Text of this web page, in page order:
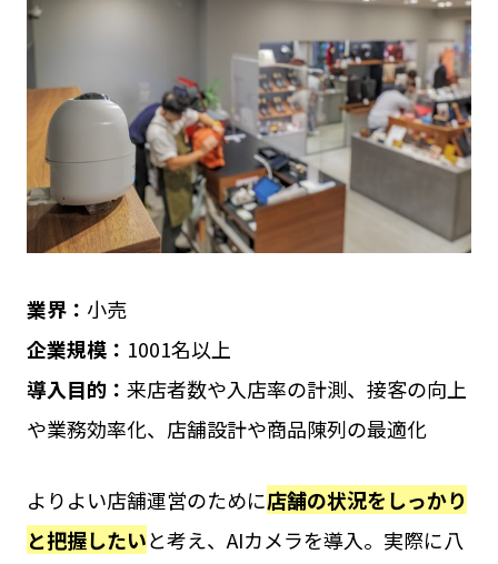
業界： 小売
企業規模： 1001名以上
導入目的： 来店者数や入店率の計測、接客の向上
や業務効率化、店舗設計や商品陳列の最適化
よりよい店舗運営のために店舗の状況をしっかり
と把握したいと考え、AIカメラを導入。実際に八